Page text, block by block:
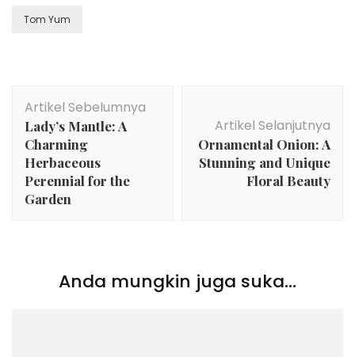
Tom Yum
Artikel
Artikel Sebelumnya
Lady’s Mantle: A
Charming
Herbaceous
Perennial for the
Garden
Artikel Selanjutnya
Ornamental Onion: A
Stunning and Unique
Floral Beauty
Anda mungkin juga suka...